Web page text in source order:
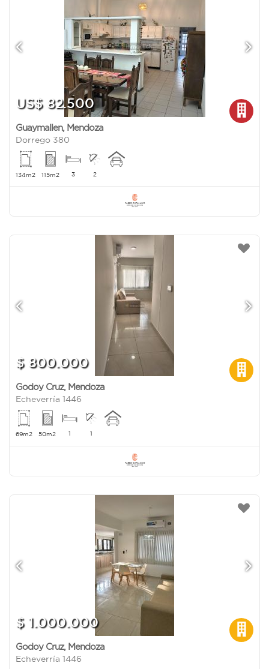
US$ 82.500
Guaymallen, Mendoza
Dorrego 380
134m2 115m2 3 2
$ 800.000
Godoy Cruz, Mendoza
Echeverría 1446
69m2 50m2 1 1
$ 1.000.000
Godoy Cruz, Mendoza
Echeverría 1446